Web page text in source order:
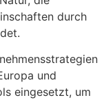
durch
und
eingesetzt, um